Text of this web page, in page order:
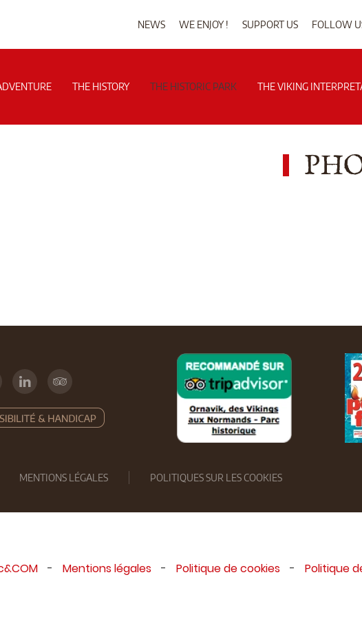
NEWS WE ENJOY ! SUPPORT US FOLLOW
THE HISTORY THE HISTORIC PARK THE VIKING
MENTIONS LÉGALES POLITIQUES SUR LES COOKIES
- Mentions légales - Politique de cookies - Politique